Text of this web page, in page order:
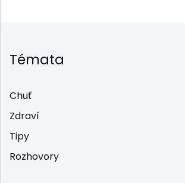
Témata
Chuť
Zdraví
Tipy
Rozhovory